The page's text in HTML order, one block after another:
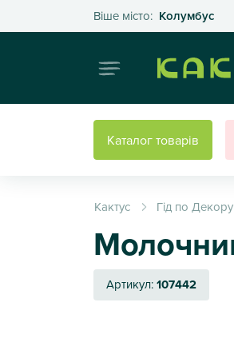
Віше місто: Колумбус
Каталог товарів
Кактус Гід по Декору
Артикул:107442